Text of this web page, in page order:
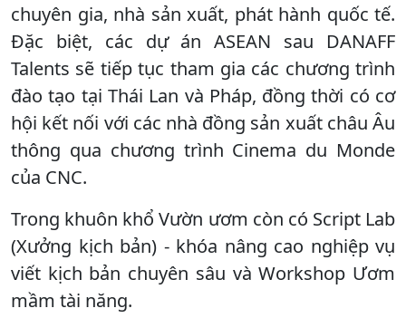
chuyên gia, nhà sản xuất, phát hành quốc tế.
Đặc biệt, các dự án ASEAN sau DANAFF
Talents sẽ tiếp tục tham gia các chương trình
đào tạo tại Thái Lan và Pháp, đồng thời có cơ
hội kết nối với các nhà đồng sản xuất châu Âu
thông qua chương trình Cinema du Monde
của CNC.
Trong khuôn khổ Vườn ươm còn có Script Lab
(Xưởng kịch bản) - khóa nâng cao nghiệp vụ
viết kịch bản chuyên sâu và Workshop Ươm
mầm tài năng.